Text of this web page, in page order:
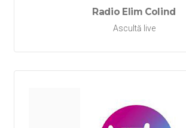
Radio Elim Colind
Ascultă live